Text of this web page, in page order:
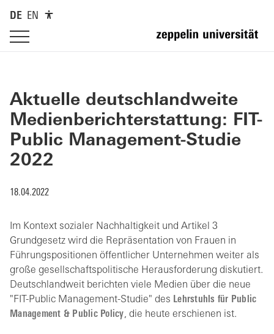
DE EN
Aktuelle deutschlandweite
Medienberichterstattung: FIT-
Public Management-Studie
2022
18.04.2022
Im Kontext sozialer Nachhaltigkeit und Artikel 3
Grundgesetz wird die Repräsentation von Frauen in
Führungspositionen öffentlicher Unternehmen weiter als
große gesellschaftspolitische Herausforderung diskutiert.
Deutschlandweit berichten viele Medien über die neue
"FIT-Public Management-Studie" des Lehrstuhls für Public
Management & Public Policy, die heute erschienen ist.